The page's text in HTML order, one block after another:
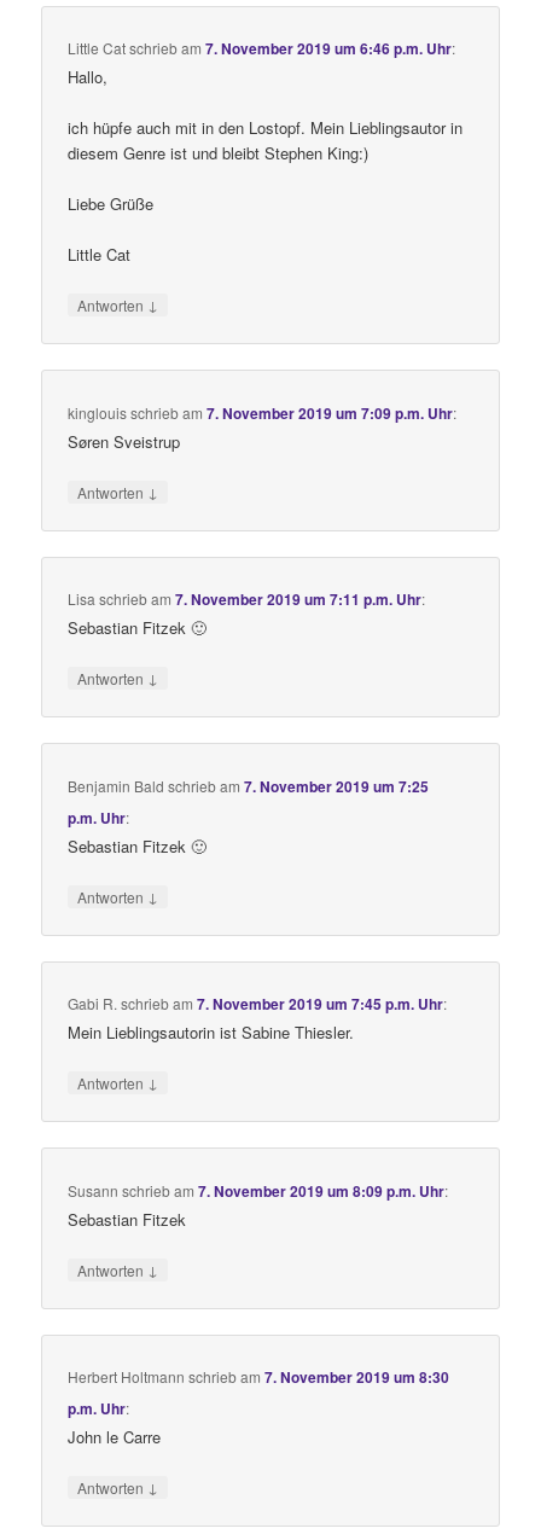
Little Catschriebam7. November 2019 um 6:46 p.m. Uhr:
Hallo,
ich hüpfe auch mit in den Lostopf. Mein Lieblingsautor in
diesem Genre ist und bleibt Stephen King:)
Liebe Grüße
Little Cat
Antworten ↓
kinglouisschriebam7. November 2019 um 7:09 p.m. Uhr:
Søren Sveistrup
Antworten ↓
Lisa schriebam7. November 2019 um 7:11 p.m. Uhr:
Sebastian Fitzek 🙂
Antworten ↓
Benjamin Bald schriebam7. November 2019 um 7:25
p.m. Uhr:
Sebastian Fitzek 🙂
Antworten ↓
Gabi R. schriebam7. November 2019 um 7:45 p.m. Uhr:
Mein Lieblingsautorin ist Sabine Thiesler.
Antworten ↓
Susann schriebam7. November 2019 um 8:09 p.m. Uhr:
Sebastian Fitzek
Antworten ↓
Herbert Holtmann schriebam7. November 2019 um 8:30
p.m. Uhr:
John le Carre
Antworten ↓